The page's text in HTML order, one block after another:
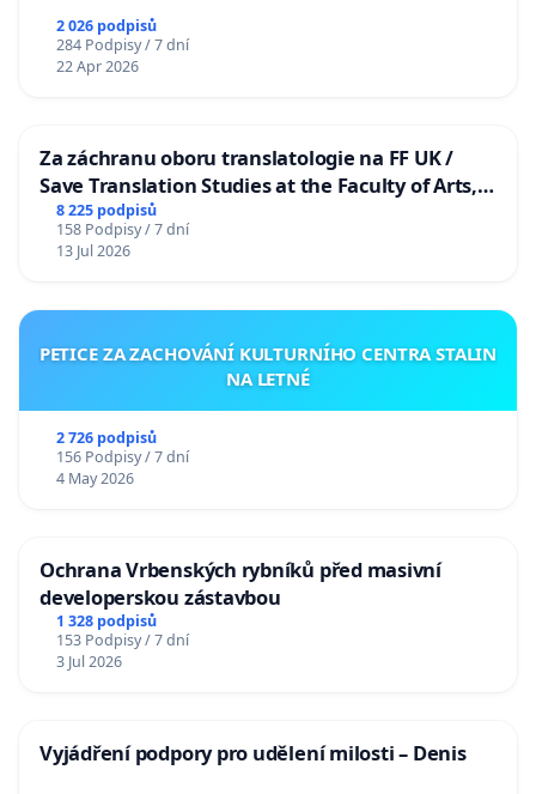
2 026 podpisů
284 Podpisy / 7 dní
22 Apr 2026
Za záchranu oboru translatologie na FF UK /
Save Translation Studies at the Faculty of Arts,
Charles University
8 225 podpisů
158 Podpisy / 7 dní
13 Jul 2026
PETICE ZA ZACHOVÁNÍ KULTURNÍHO CENTRA STALIN
NA LETNÉ
2 726 podpisů
156 Podpisy / 7 dní
4 May 2026
Ochrana Vrbenských rybníků před masivní
developerskou zástavbou
1 328 podpisů
153 Podpisy / 7 dní
3 Jul 2026
Vyjádření podpory pro udělení milosti – Denis